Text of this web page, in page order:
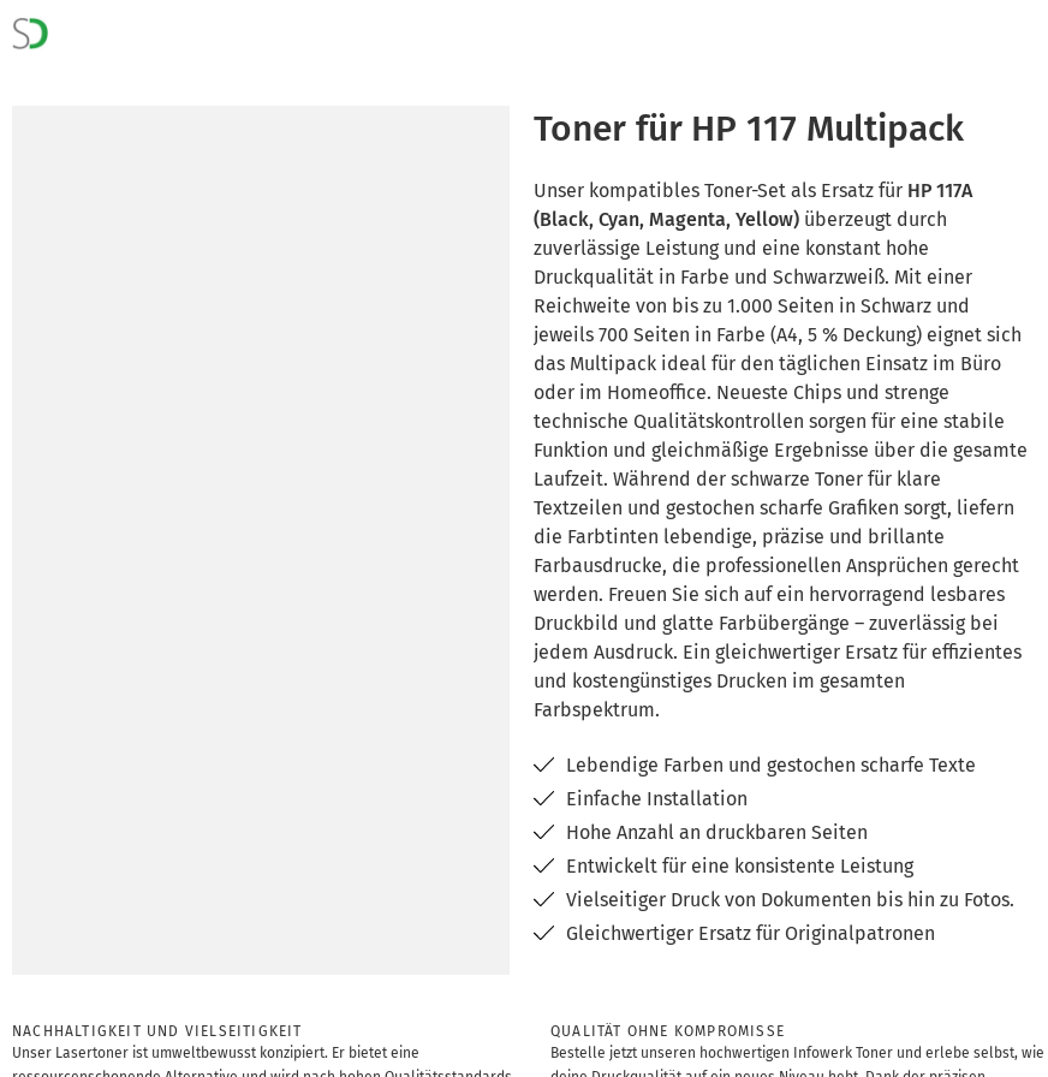
Toner für HP 117 Multipack
Unser kompatibles Toner-Set als Ersatz für HP 117A
(Black, Cyan, Magenta, Yellow) überzeugt durch
zuverlässige Leistung und eine konstant hohe
Druckqualität in Farbe und Schwarzweiß. Mit einer
Reichweite von bis zu 1.000 Seiten in Schwarz und
jeweils 700 Seiten in Farbe (A4, 5 % Deckung) eignet sich
das Multipack ideal für den täglichen Einsatz im Büro
oder im Homeoffice. Neueste Chips und strenge
technische Qualitätskontrollen sorgen für eine stabile
Funktion und gleichmäßige Ergebnisse über die gesamte
Laufzeit. Während der schwarze Toner für klare
Textzeilen und gestochen scharfe Grafiken sorgt, liefern
die Farbtinten lebendige, präzise und brillante
Farbausdrucke, die professionellen Ansprüchen gerecht
werden. Freuen Sie sich auf ein hervorragend lesbares
Druckbild und glatte Farbübergänge – zuverlässig bei
jedem Ausdruck. Ein gleichwertiger Ersatz für effizientes
und kostengünstiges Drucken im gesamten
Farbspektrum.
Lebendige Farben und gestochen scharfe Texte
Einfache Installation
Hohe Anzahl an druckbaren Seiten
Entwickelt für eine konsistente Leistung
Vielseitiger Druck von Dokumenten bis hin zu Fotos.
Gleichwertiger Ersatz für Originalpatronen
NACHHALTIGKEIT UND VIELSEITIGKEIT
Unser Lasertoner ist umweltbewusst konzipiert. Er bietet eine
QUALITÄT OHNE KOMPROMISSE
Bestelle jetzt unseren hochwertigen Infowerk Toner und erlebe selbst, wie